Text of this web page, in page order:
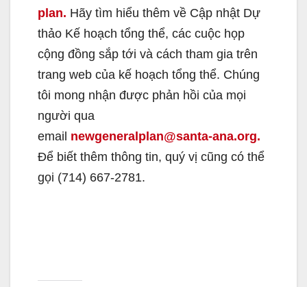
plan. Hãy tìm hiểu thêm về Cập nhật Dự
thảo Kế hoạch tổng thể, các cuộc họp
cộng đồng sắp tới và cách tham gia trên
trang web của kế hoạch tổng thể. Chúng
tôi mong nhận được phản hồi của mọi
người qua
email newgeneralplan@santa-ana.org.
Để biết thêm thông tin, quý vị cũng có thể
gọi (714) 667-2781.